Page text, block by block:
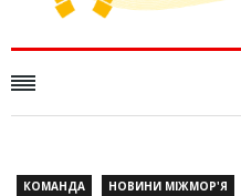
КОМАНДА НОВИНИ МІЖМОР'Я